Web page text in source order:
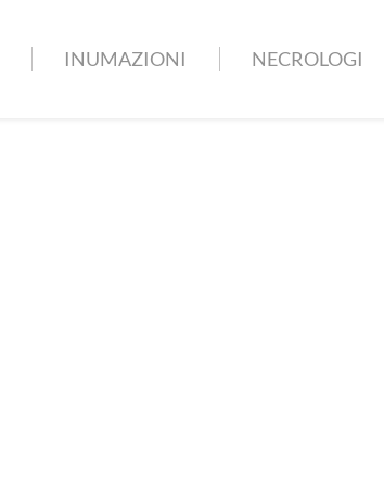
INUMAZIONI NECROLOGI